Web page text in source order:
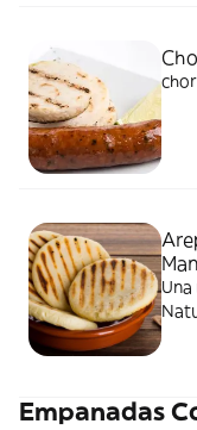
Empanadas